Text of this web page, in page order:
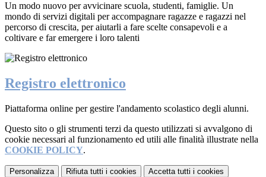
Un modo nuovo per avvicinare scuola, studenti, famiglie. Un
mondo di servizi digitali per accompagnare ragazze e ragazzi nel
percorso di crescita, per aiutarli a fare scelte consapevoli e a
coltivare e far emergere i loro talenti
Registro elettronico
Piattaforma online per gestire l'andamento scolastico degli alunni.
Questo sito o gli strumenti terzi da questo utilizzati si avvalgono di
cookie necessari al funzionamento ed utili alle finalità illustrate nella
COOKIE POLICY.
Personalizza Rifiuta tutti i cookies Accetta tutti i cookies